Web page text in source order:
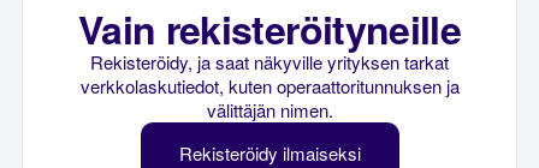
Vain rekisteröityneille
Rekisteröidy, ja saat näkyville yrityksen tarkat
verkkolaskutiedot, kuten operaattoritunnuksen ja
välittäjän nimen.
Rekisteröidy ilmaiseksi